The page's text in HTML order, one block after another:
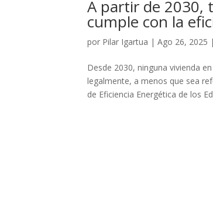
A partir de 2030,
cumple con la
por Pilar Igartua |Ago 26, 2025 |
Desde 2030, ninguna vivienda
legalmente, a menos que sea
de Eficiencia Energética de los